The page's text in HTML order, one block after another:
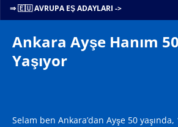
⇒ 🇪🇺 AVRUPA EŞ ADAYLARI ->
Ankara Ayşe Hanım
Yaşıyor
Selam ben Ankara’dan Ayşe 50